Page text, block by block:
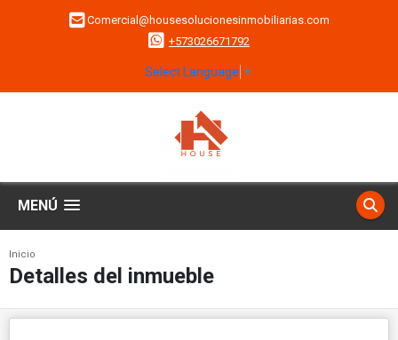
Comercial@housesolucionesinmobiliarias.com
+573026671792
Select Language ▼
MENÚ
Inicio
Detalles del inmueble